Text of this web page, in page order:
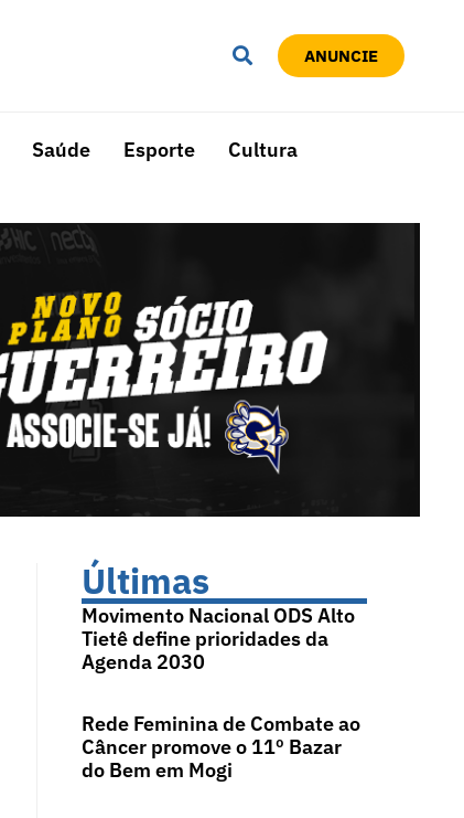
ANUNCIE
Saúde Esporte Cultura
Últimas
Movimento Nacional ODS Alto
Tietê define prioridades da
Agenda 2030
Rede Feminina de Combate ao
Câncer promove o 11º Bazar
do Bem em Mogi